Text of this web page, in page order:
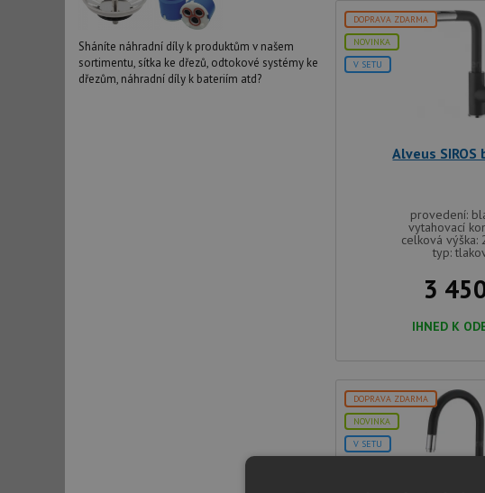
Sháníte náhradní díly k produktům v našem
sortimentu, sítka ke dřezů, odtokové systémy ke
dřezům, náhradní díly k bateriím atd?
DOPRAVA ZDARMA
NOVINKA
V SETU
Alveus SIROS
provedení:
vytahovací
celková výška:
typ:
3
IHNED K
DOPRAVA ZDARMA
NOVINKA
V SETU